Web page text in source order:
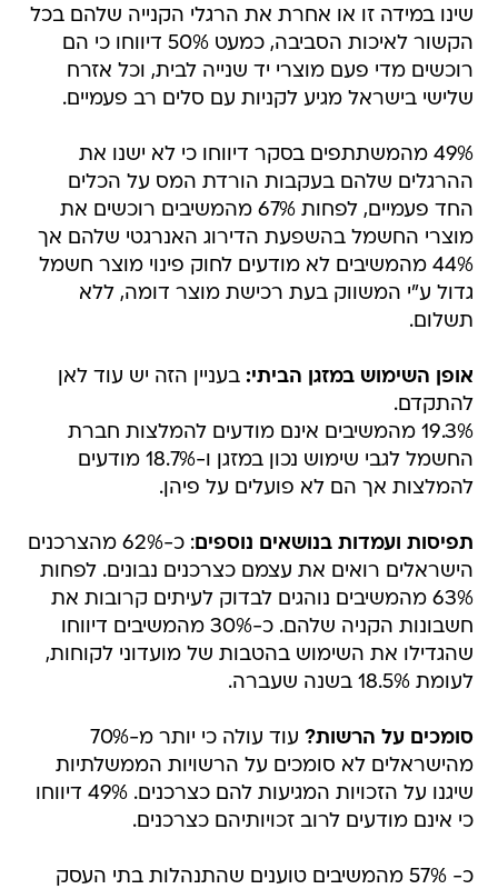
שינו במידה זו או אחרת את הרגלי הקנייה שלהם בכל
הקשור לאיכות הסביבה, כמעט 50% דיווחו כי הם
רוכשים מדי פעם מוצרי יד שנייה לבית, וכל אזרח
שלישי בישראל מגיע לקניות עם סלים רב פעמיים.
49% מהמשתתפים בסקר דיווחו כי לא ישנו את
ההרגלים שלהם בעקבות הורדת המס על הכלים
החד פעמיים, לפחות 67% מהמשיבים רוכשים את
מוצרי החשמל בהשפעת הדירוג האנרגטי שלהם אך
44% מהמשיבים לא מודעים לחוק פינוי מוצר חשמל
גדול ע"י המשווק בעת רכישת מוצר דומה, ללא
תשלום.
אופן השימוש במזגן הביתי: בעניין הזה יש עוד לאן
להתקדם.
19.3% מהמשיבים אינם מודעים להמלצות חברת
החשמל לגבי שימוש נכון במזגן ו-18.7% מודעים
להמלצות אך הם לא פועלים על פיהן.
תפיסות ועמדות בנושאים נוספים
: כ-62% מהצרכנים
הישראלים רואים את עצמם כצרכנים נבונים. לפחות
63% מהמשיבים נוהגים לבדוק לעיתים קרובות את
חשבונות הקניה שלהם. כ-30% מהמשיבים דיווחו
שהגדילו את השימוש בהטבות של מועדוני לקוחות,
לעומת 18.5% בשנה שעברה.
סומכים על הרשות?
עוד עולה כי יותר מ-70%
מהישראלים לא סומכים על הרשויות הממשלתיות
שיגנו על הזכויות המגיעות להם כצרכנים. 49% דיווחו
כי אינם מודעים לרוב זכויותיהם כצרכנים.
כ- 57% מהמשיבים טוענים שהתנהלות בתי העסק